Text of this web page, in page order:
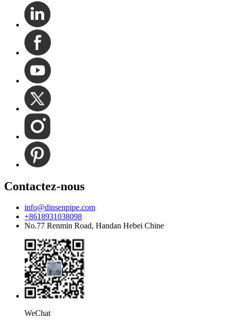
Contactez-nous
info@dinsenpipe.com
+8618931038098
No.77 Renmin Road, Handan Hebei Chine
WeChat